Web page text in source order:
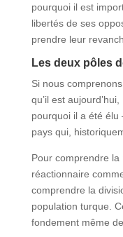
pourquoi il est
libertés de ses
prendre leur
Les deux pôles
Si nous
qu’il est
pourquoi il a été
pays qui,
Pour comprendre la
réactionnaire
comprendre la
population turque.
fondement même